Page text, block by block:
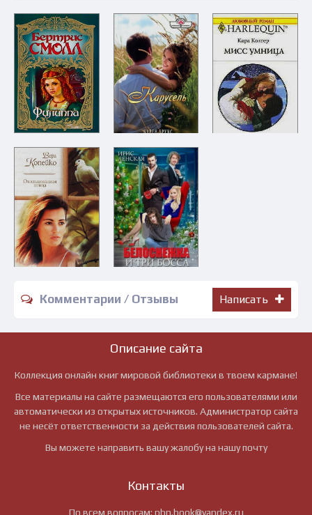
Комментарии / Отзывы Написать
Описание сайта
Коллекция онлайн книг мировой библиотеки в твоем кармане!
Все материалы на сайте размещаются его пользователями или
автоматически из открытых источников. Администратор сайта
не несёт ответственности за действия пользователей сайта.
Вы можете направить вашу жалобу на нашу почту
Контакты
По всем вопросам: pbn.book@yandex.ru